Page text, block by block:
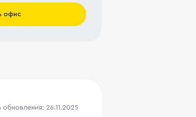
офис
обновления: 26.11.2025